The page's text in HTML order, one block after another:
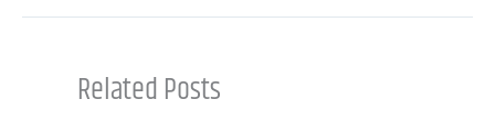
Related Posts